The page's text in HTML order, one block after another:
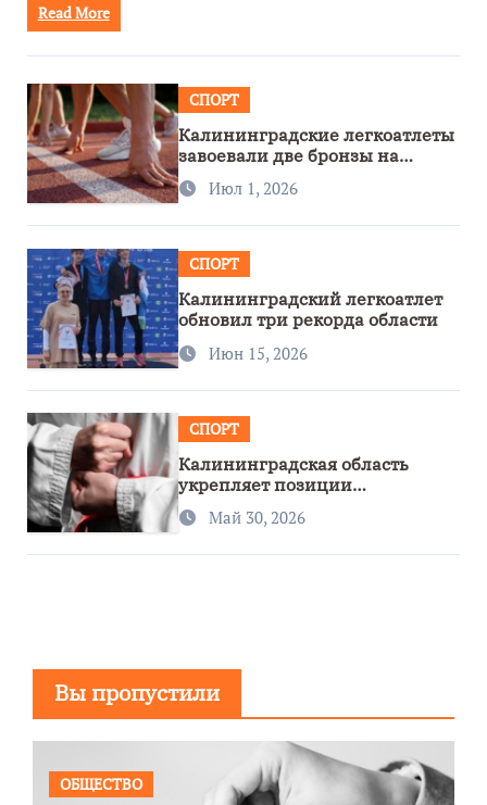
Read More
СПОРТ
Калининградские легкоатлеты
завоевали две бронзы на
первенстве России
Июл 1, 2026
СПОРТ
Калининградский легкоатлет
обновил три рекорда области
Июн 15, 2026
СПОРТ
Калининградская область
укрепляет позиции
спортивного региона
Май 30, 2026
Вы пропустили
ОБЩЕСТВО